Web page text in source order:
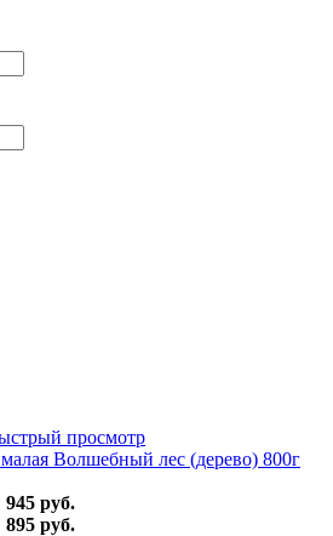
просмотр
Волшебный лес (дерево) 800г
945 руб.
895 руб.